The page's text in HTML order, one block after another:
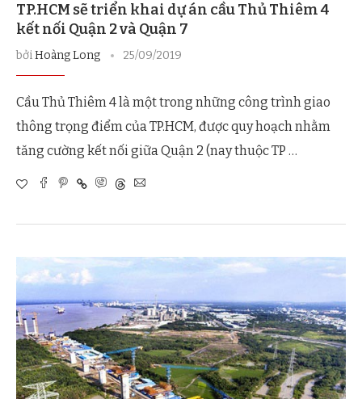
TP.HCM sẽ triển khai dự án cầu Thủ Thiêm 4
kết nối Quận 2 và Quận 7
bởiHoàng Long 25/09/2019
Cầu Thủ Thiêm 4 là một trong những công trình giao
thông trọng điểm của TP.HCM, được quy hoạch nhằm
tăng cường kết nối giữa Quận 2 (nay thuộc TP …